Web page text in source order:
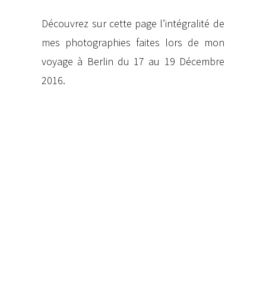
Découvrez sur cette page l’intégralité de
mes photographies faites lors de mon
voyage à Berlin du 17 au 19 Décembre
2016.